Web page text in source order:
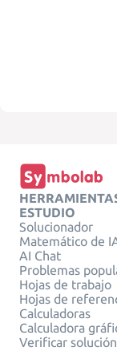
ESTUDIO
Solucionador
Matemático de
AI Chat
Problemas
Hojas de trabajo
Hojas de
Calculadoras
Calculadora
Verificar solución